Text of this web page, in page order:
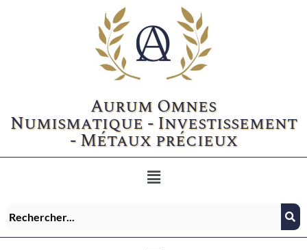
Aurum Omnes
Numismatique - Investissement
- Métaux précieux